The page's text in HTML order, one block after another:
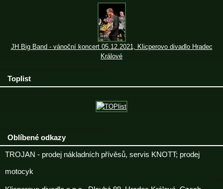
JH Big Band - vánoční koncert 05.12.2021, Klicperovo divadlo Hradec
Králové
Toplist
Oblíbené odkazy
TROJAN - prodej nákladních přívěsů, servis KNOTT; prodej
motocyk